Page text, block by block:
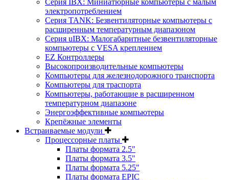
электропотреблением
Серия TANK: Безвентиляторные компьютеры с
расширенным температурным диапазоном
Серия uIBX: Малогабаритные безвентиляторные
компьютеры с VESA креплением
EZ Контроллеры
Высокопроизводительные компьютеры
Компьютеры для железнодорожного транспорта
Компьютеры для траспорта
Компьютеры, работающие в расширенном
температурном диапазоне
Энергоэффективные компьютеры
Крепёжные элементы
Встраиваемые модули
Процессорные платы
Платы формата 2.5"
Платы формата 3.5"
Платы формата 5.25"
Платы формата EPIC